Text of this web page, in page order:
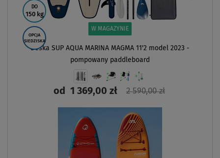
DO
150 kg
OPCJA
SIEDZISKA
W MAGAZYNIE
Deska SUP AQUA MARINA MAGMA 11'2 model 2023 -
pompowany paddleboard
od 1 369,00 zł 2 590,00 zł